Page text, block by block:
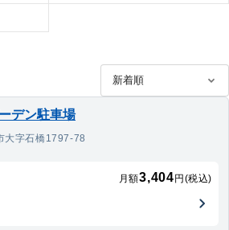
デン駐車場
大字石橋1797-78
月額3,404 円(税込)